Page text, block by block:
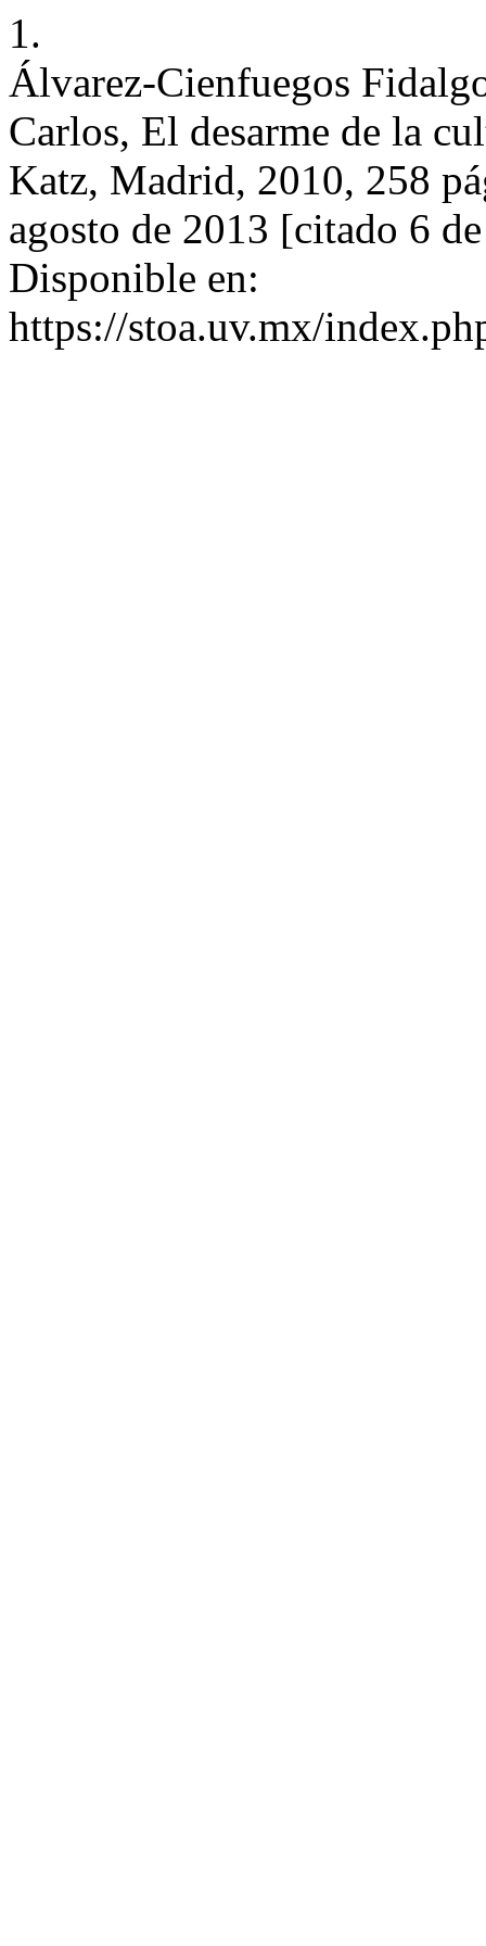
1.
Álvarez-Cienfuegos
Carlos, El desarme de la
Katz, Madrid, 2010, 258
agosto de 2013 [citado 6
Disponible en:
https://stoa.uv.mx/